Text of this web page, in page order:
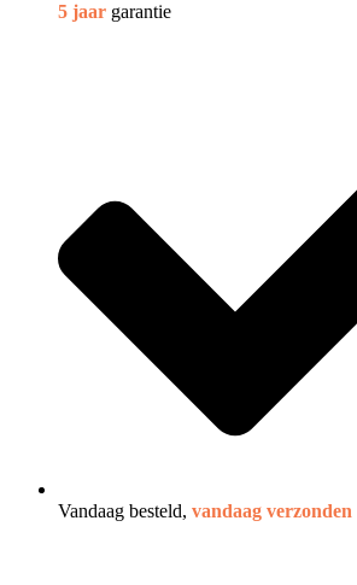
5 jaar garantie
Vandaag besteld, vandaag verzonden